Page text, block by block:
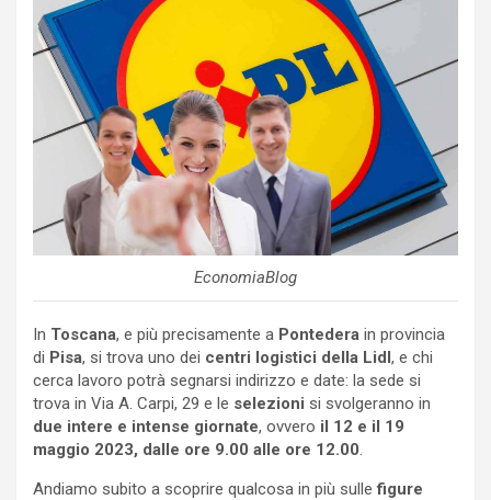
EconomiaBlog
In Toscana, e più precisamente a Pontedera in provincia
di Pisa, si trova uno dei centri logistici della Lidl, e chi
cerca lavoro potrà segnarsi indirizzo e date: la sede si
trova in Via A. Carpi, 29 e le selezioni si svolgeranno in
due intere e intense giornate, ovvero il 12 e il 19
maggio 2023, dalle ore 9.00 alle ore 12.00
Andiamo subito a scoprire qualcosa in più sulle figure